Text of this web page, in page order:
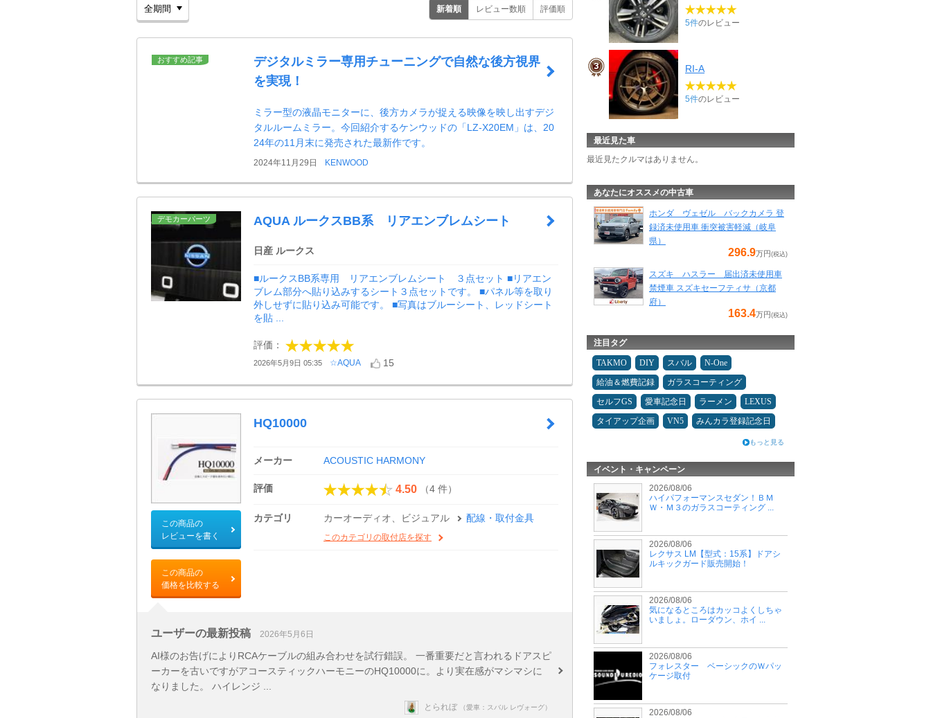
新着順 レビュー数順 評価順
おすすめ記事
デジタルミラー専用チューニングで自然な後方視界
を実現！
ミラー型の液晶モニターに、後方カメラが捉える映像を映し出すデジ
タルルームミラー。今回紹介するケンウッドの「LZ-X20EM」は、20
24年の11月末に発売された最新作です。
2024年11月29日 KENWOOD
デモカーパーツ AQUA ルークスBB系 リアエンブレムシート
日産 ルークス
■ルークスBB系専用 リアエンブレムシート ３点セット ■リアエン
ブレム部分へ貼り込みするシート３点セットです。 ■パネル等を取り
外しせずに貼り込み可能です。 ■写真はブルーシート、レッドシート
を貼 ...
評価：
2026年5月9日 05:35 ☆AQUA 15
この商品の
レビューを書く
この商品の
価格を比較する
HQ10000
メーカー ACOUSTIC HARMONY
評価 4.50 （4 件）
カテゴリ カーオーディオ、ビジュアル 配線・取付金具
このカテゴリの取付店を探す
ユーザーの最新投稿 2026年5月6日
AI様のお告げによりRCAケーブルの組み合わせを試行錯誤。 一番重要だと言われるドアスピ
ーカーを古いですがアコースティックハーモニーのHQ10000に。より実在感がマシマシに
なりました。 ハイレンジ ...
とられぼ （愛車：スバル レヴォーグ）
5件のレビュー
RI-A
5件のレビュー
最近見た車
最近見たクルマはありません。
あなたにオススメの中古車
ホンダ ヴェゼル バックカメラ 登
録済未使用車 衝突被害軽減（岐阜
県）
296.9万円(税込)
スズキ ハスラー 届出済未使用車
禁煙車 スズキセーフティサ（京都
府）
163.4万円(税込)
注目タグ
TAKMO DIY スバル
N-One
給油＆燃費記録
ガラスコーティング
セルフGS
愛車記念日 ラーメン
LEXUS
タイアップ企画
VN5 みんカラ登録記念日
もっと見る
イベント・キャンペーン
2026/08/06
ハイパフォーマンスセダン！ＢＭ
Ｗ・Ｍ３のガラスコーティング ...
2026/08/06
レクサス LM【型式：15系】ドアシ
ルキックガード販売開始！
2026/08/06
気になるところはカッコよくしちゃ
いましょ。ローダウン、ホイ ...
2026/08/06
フォレスター ベーシックのＷパッ
ケージ取付
2026/08/06